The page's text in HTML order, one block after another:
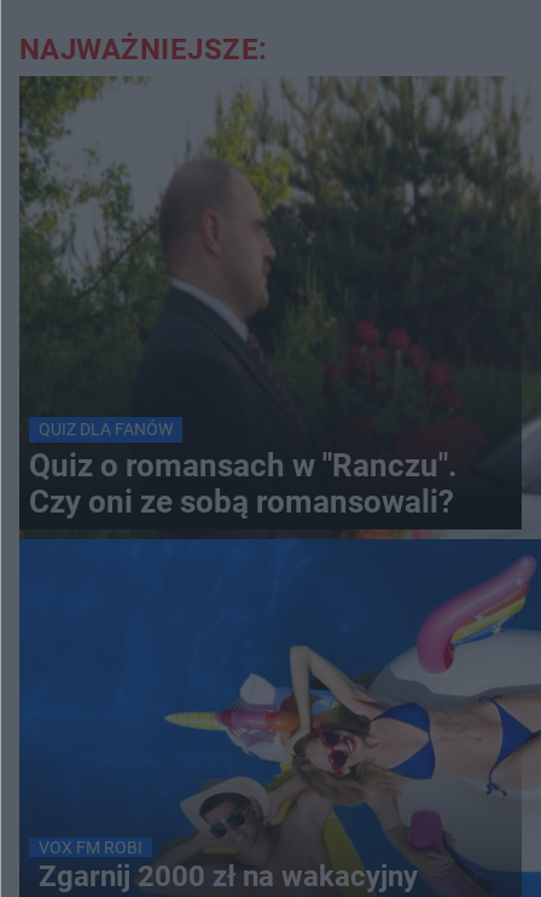
NAJWAŻNIEJSZE:
QUIZ DLA FANÓW
Quiz o romansach w "Ranczu".
Czy oni ze sobą romansowali?
VOX FM ROBI
Zgarnij 2000 zł na wakacyjny